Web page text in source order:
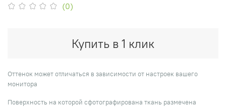
(0)
Купить в 1 клик
Оттенок может отличаться в зависимости от настроек вашего
монитора
Поверхность на которой сфотографирована ткань размечена